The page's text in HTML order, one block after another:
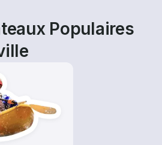
Populaires